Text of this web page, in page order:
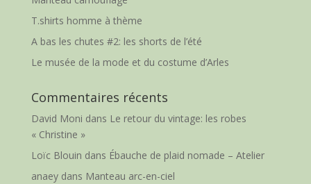
T.shirts homme à thème
A bas les chutes #2: les shorts de l’été
Le musée de la mode et du costume d’Arles
Commentaires récents
David Moni dans Le retour du vintage: les robes
« Christine »
Loïc Blouin dans Ébauche de plaid nomade – Atelier
anaeydans Manteau arc-en-ciel